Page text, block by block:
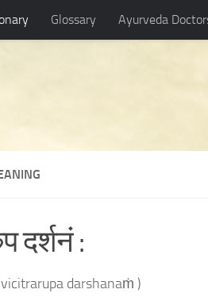
Glossary Ayurveda
दर्शनं :
vicitrarupa darshanaṁ )